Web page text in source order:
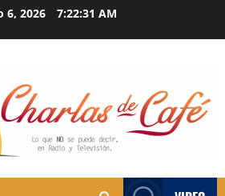
6, 2026 7:22:32 AM